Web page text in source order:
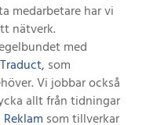
medarbetare har vi
nätverk.
med
Traduct, som
Vi jobbar också
allt från tidningar
som tillverkar